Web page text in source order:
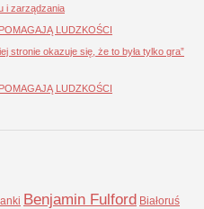
i zarządzania
LUDZKOŚCI
stronie okazuje się, że to była tylko gra”
LUDZKOŚCI
Benjamin Fulford Białoruś